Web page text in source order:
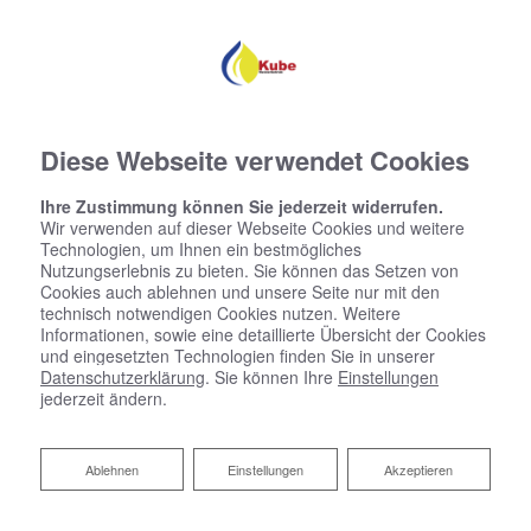
Diese Webseite verwendet Cookies
Ihre Zustimmung können Sie jederzeit widerrufen.
Wir verwenden auf dieser Webseite Cookies und weitere
Technologien, um Ihnen ein bestmögliches
Nutzungserlebnis zu bieten. Sie können das Setzen von
Cookies auch ablehnen und unsere Seite nur mit den
technisch notwendigen Cookies nutzen. Weitere
Informationen, sowie eine detaillierte Übersicht der Cookies
und eingesetzten Technologien finden Sie in unserer
Datenschutzerklärung. Sie können Ihre Einstellungen
jederzeit ändern.
Akzeptieren
Einstellungen
Ablehnen
Ablehnen